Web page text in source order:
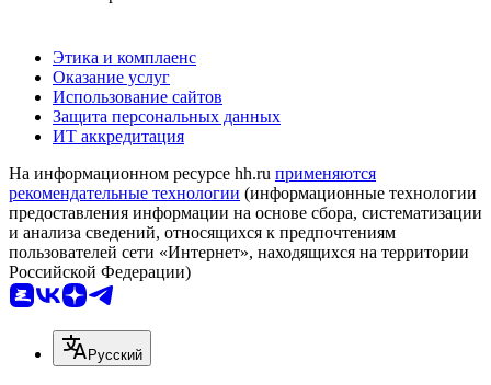
Этика и комплаенс
Оказание услуг
Использование сайтов
Защита персональных данных
ИТ аккредитация
На информационном ресурсе hh.ru применяются
рекомендательные технологии (информационные технологии
предоставления информации на основе сбора, систематизации
и анализа сведений, относящихся к предпочтениям
пользователей сети «Интернет», находящихся на территории
Российской Федерации)
Русский